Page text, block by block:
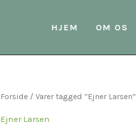
HJEM OM OS
Forside / Varer tagged “Ejner Larsen”
Ejner Larsen